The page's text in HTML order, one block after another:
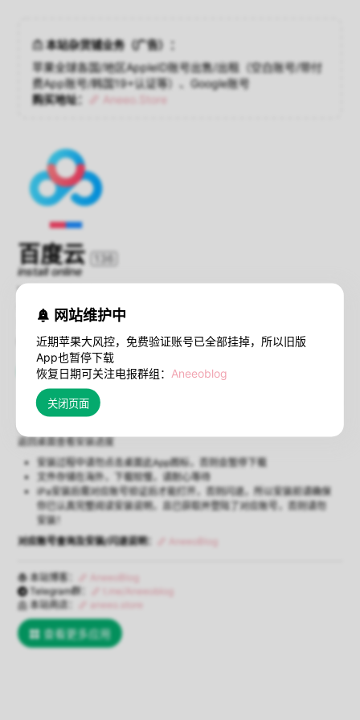
本站杂货铺业务（广告）：
苹果全球各国/地区AppleID账号出售/出租（空白账号/带付
费App账号/韩国19+认证等）、Google账号
购买地址：
Aneeo.Store
百度云
136
install online
Version：6.6.0
Compatibility：iOS 7.0+
Size：56.7 MB
暂不支持iOS16+设备在线安装；查看解决方法
在线安装（必须Safari浏览器） 闪退说明
返回桌面查看安装进度
安装过程中请勿点击桌面此App图标，否则会暂停下载
文件存储在海外，下载较慢，请耐心等待
iPa安装后需对应账号验证后才能打开，否则闪退，所以安装前请确保
你已认真完整阅读安装说明，且已获取并登陆了对应账号，否则请勿
安装！
对应账号查询及安装/闪退说明：
AneeoBlog
本站博客：
AneeoBlog
Telegram群：
t.me/Aneeoblog
本站商店：
aneeo.store
查看更多应用
网站维护中
近期苹果大风控，免费验证账号已全部挂掉，所以旧版
App也暂停下载
恢复日期可关注电报群组： Aneeoblog